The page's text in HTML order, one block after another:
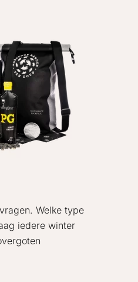
Welke type
iedere winter